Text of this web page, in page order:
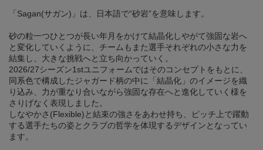
「Sagan(サガン)」は、日本語で“砂岩”を意味します。
砂の粒一つひとつが長い年月をかけて結晶化しやがて強固な岩へ
と変化していくように、チームもまた選手それぞれの小さな力を
結集し、大きな挑戦へと立ち向かっていく。
2026/27シーズン1stユニフォームではそのコンセプトをもとに、
同系色で構成したジャガード柄の中に「結晶化」のイメージを織
り込み、力が重なり合いながら強固な存在へと進化していく様を
さりげなく表現しました。
しなやかさ(Flexible)と結束の強さをあわせ持ち、ピッチ上で躍動
する選手たちの姿とクラブの哲学を体現するデザインとなってい
ます。